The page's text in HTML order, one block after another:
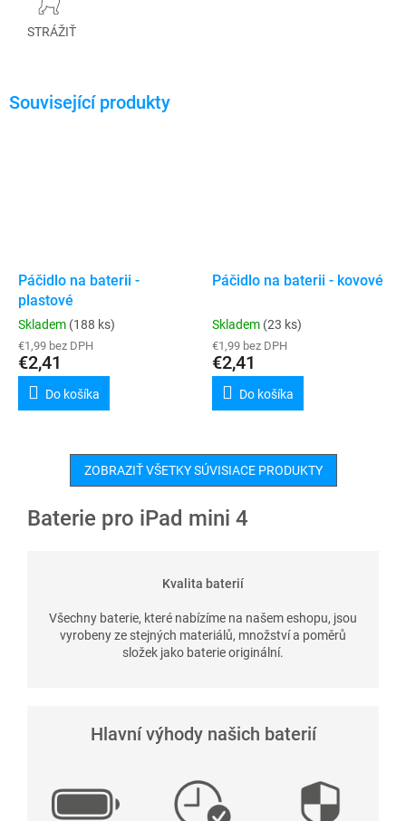
STRÁŽIŤ
Páčidlo na baterii -
plastové
Skladem (188 ks)
€1,99 bez DPH
€2,41
Do košíka
Páčidlo na baterii - kovové
Skladem (23 ks)
€1,99 bez DPH
€2,41
Do košíka
ZOBRAZIŤ VŠETKY SÚVISIACE PRODUKTY
Baterie pro iPad mini 4
Kvalita baterií
Všechny baterie, které nabízíme na našem eshopu, jsou
vyrobeny ze stejných materiálů, množství a poměrů
složek jako baterie originální.
Hlavní výhody našich baterií